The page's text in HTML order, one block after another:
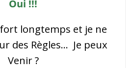
Oui !!!
fort longtemps et je ne
des Règles… Je peux
Venir ?